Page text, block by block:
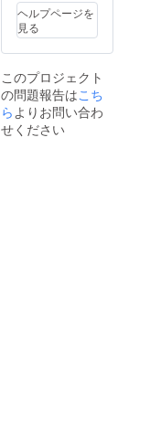
ヘルプページを
見る
このプロジェクト
の問題報告はこち
ら よりお問い合わ
せください